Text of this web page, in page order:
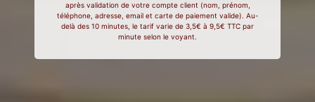
après validation de votre compte client (nom, prénom,
téléphone, adresse, email et carte de paiement valide). Au-
delà des 10 minutes, le tarif varie de 3,5€ à 9,5€ TTC par
minute selon le voyant.